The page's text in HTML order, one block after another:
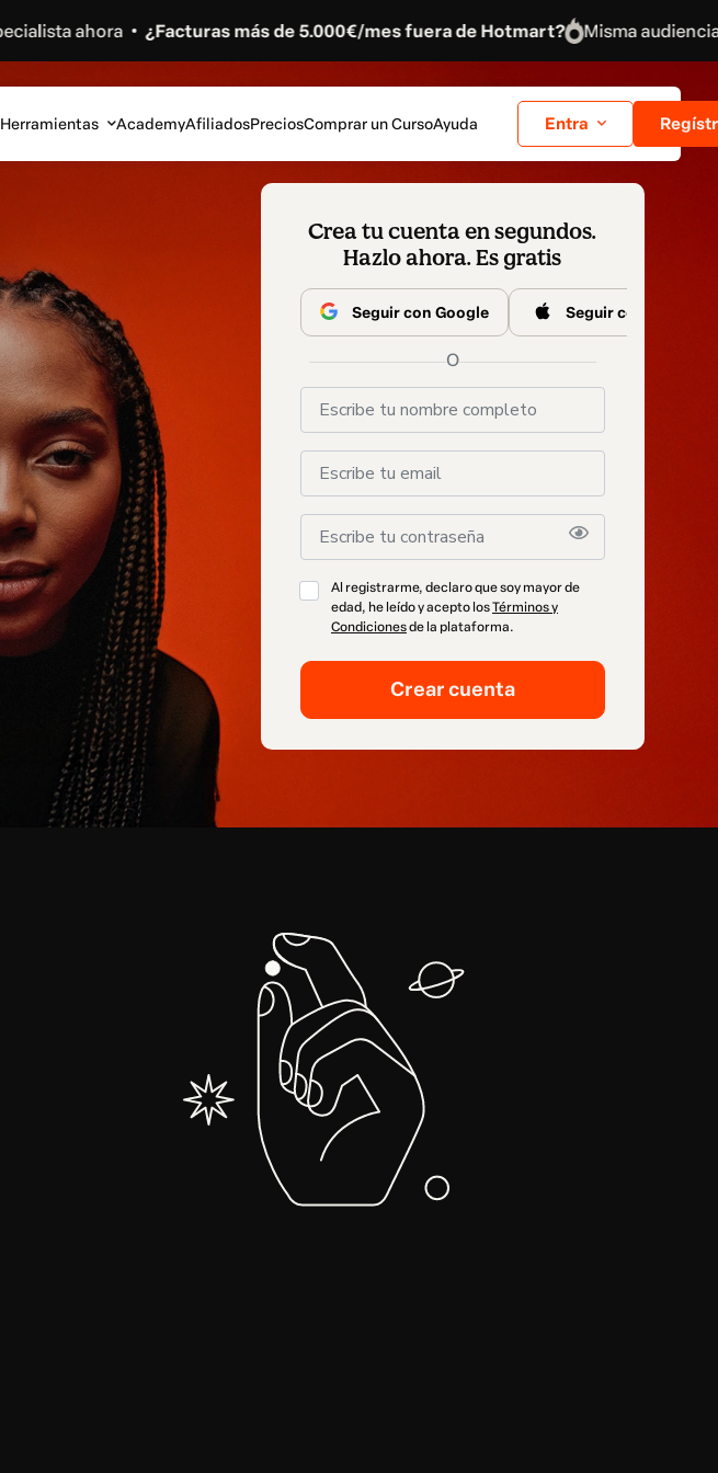
¿Facturas más de 5.000€/mes fuera de Hotmart? Misma audiencia. Mismo
Herramientas AcademyAfiliadosPreciosComprar un CursoAyuda Entra
Crea tu cuenta en segundos.
Hazlo ahora. Es gratis